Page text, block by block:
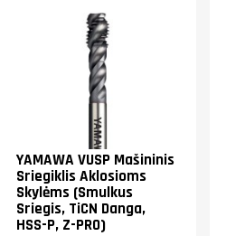
YAMAWA VUSP Mašininis
Sriegiklis Aklosioms
Skylėms (Smulkus
Sriegis, TiCN Danga,
HSS-P, Z-PRO)